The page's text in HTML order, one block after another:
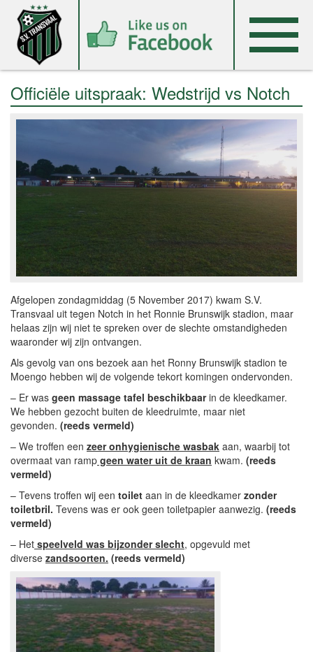
Officiële uitspraak: Wedstrijd vs Notch
Afgelopen zondagmiddag (5 November 2017) kwam S.V.
Transvaal uit tegen Notch in het Ronnie Brunswijk stadion, maar
helaas zijn wij niet te spreken over de slechte omstandigheden
waaronder wij zijn ontvangen.
Als gevolg van ons bezoek aan het Ronny Brunswijk stadion te
Moengo hebben wij de volgende tekort komingen ondervonden.
– Er was geen massage tafel beschikbaarin de kleedkamer.
We hebben gezocht buiten de kleedruimte, maar niet
gevonden. (reeds vermeld)
– We troffen een zeer onhygienische wasbak aan, waarbij tot
overmaat van ramp geen water uit de kraan kwam. (reeds
vermeld)
– Tevens troffen wij een toilet aan in de kleedkamer zonder
toiletbril. Tevens was er ook geen toiletpapier aanwezig. (reeds
vermeld)
– Het speelveld was bijzonder slecht, opgevuld met
diverse zandsoorten. (reeds vermeld)